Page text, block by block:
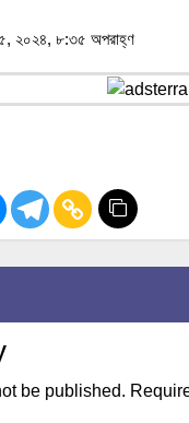
৫, ২০২৪, ৮:৩৫ অপরাহ্ণ
be published.